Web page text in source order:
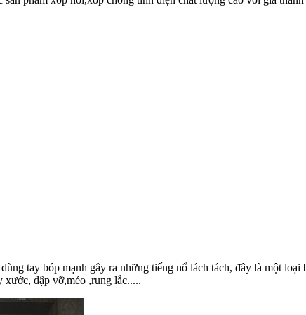
tay bóp mạnh gây ra những tiếng nổ lách tách, đây là một
xước, dập vỡ,méo ,rung lắc.....